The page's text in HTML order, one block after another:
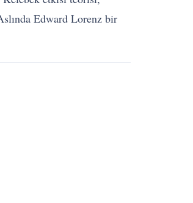
Edward Lorenz bir